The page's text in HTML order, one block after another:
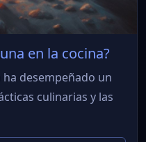
en la cocina?
desempeñado un
culinarias y las